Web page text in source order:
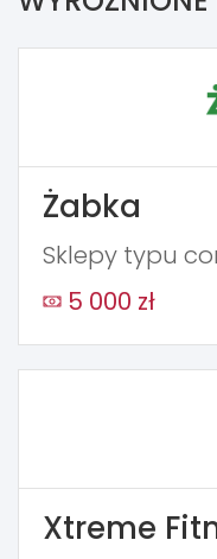
Żabka
Sklepy typu
5 000 zł
Xtreme